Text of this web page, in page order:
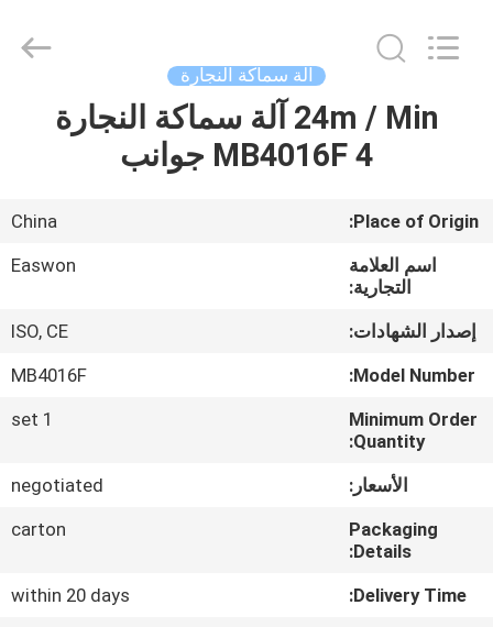
منزل،
منتجات
معلومات
عنا
جولة
المعمل
مراقبة
الجودة
آلة سماكة النجارة
24m / Min آلة سماكة النجارة
MB4016F 4 جوانب
Place of Origin:
China
اسم العلامة
التجارية:
Easwon
إصدار الشهادات:
ISO, CE
Model Number:
MB4016F
Minimum Order
Quantity:
1 set
الأسعار:
negotiated
Packaging
Details:
carton
Delivery Time:
within 20 days